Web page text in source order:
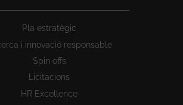
Pla estratègic
i innovació responsable
Spin offs
Licitacions
HR Excellence